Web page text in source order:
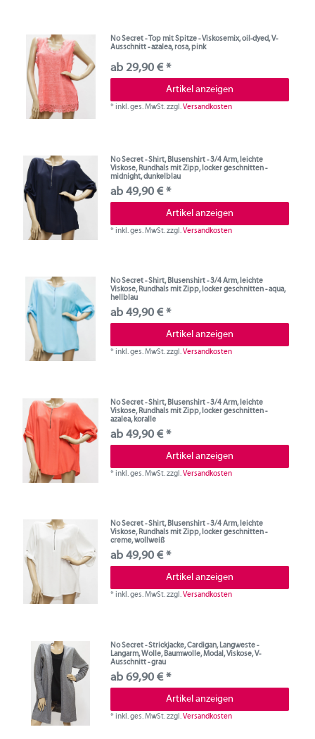
No Secret - Top mit Spitze - Viskosemix, oil-dyed, V-
Ausschnitt - azalea, rosa, pink
ab 29,90 € *
Artikel anzeigen
*inkl. ges. MwSt.zzgl.Versandkosten
No Secret - Shirt, Blusenshirt - 3/4 Arm, leichte
Viskose, Rundhals mit Zipp, locker geschnitten -
midnight, dunkelblau
ab 49,90 € *
Artikel anzeigen
*inkl. ges. MwSt.zzgl.Versandkosten
No Secret - Shirt, Blusenshirt - 3/4 Arm, leichte
Viskose, Rundhals mit Zipp, locker geschnitten - aqua,
hellblau
ab 49,90 € *
Artikel anzeigen
*inkl. ges. MwSt.zzgl.Versandkosten
No Secret - Shirt, Blusenshirt - 3/4 Arm, leichte
Viskose, Rundhals mit Zipp, locker geschnitten -
azalea, koralle
ab 49,90 € *
Artikel anzeigen
*inkl. ges. MwSt.zzgl.Versandkosten
No Secret - Shirt, Blusenshirt - 3/4 Arm, leichte
Viskose, Rundhals mit Zipp, locker geschnitten -
creme, wollweiß
ab 49,90 € *
Artikel anzeigen
*inkl. ges. MwSt.zzgl.Versandkosten
No Secret - Strickjacke, Cardigan, Langweste -
Langarm, Wolle, Baumwolle, Modal, Viskose, V-
Ausschnitt - grau
ab 69,90 € *
Artikel anzeigen
*inkl. ges. MwSt.zzgl.Versandkosten